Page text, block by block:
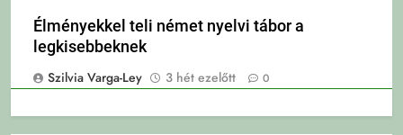
Élményekkel teli német nyelvi tábor a
legkisebbeknek
Szilvia Varga-Ley
3 hét ezelőtt 0